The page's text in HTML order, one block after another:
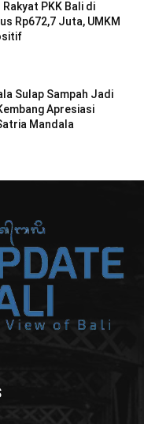
PKK Bali di
Rp672,7 Juta, UMKM
Sulap Sampah Jadi
Apresiasi
Mandala